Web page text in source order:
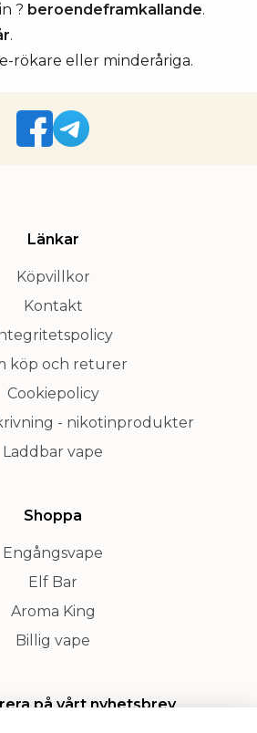
? beroendeframkallande.
.
rökare eller minderåriga.
Länkar
Köpvillkor
Kontakt
köp och returer
Cookiepolicy
- nikotinprodukter
Laddbar vape
Shoppa
Engångsvape
Elf Bar
Aroma King
Billig vape
på vårt nyhetsbrev